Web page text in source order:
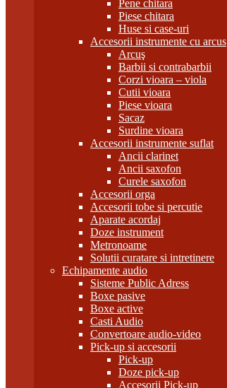
Pene chitara
Piese chitara
Huse si case-uri
Accesorii instrumente cu arcus
Arcuş
Barbii si contrabarbii
Corzi vioara – viola
Cutii vioara
Piese vioara
Sacaz
Surdine vioara
Accesorii instrumente suflat
Ancii clarinet
Ancii saxofon
Curele saxofon
Accesorii orga
Accesorii tobe si percutie
Aparate acordaj
Doze instrument
Metronoame
Solutii curatare si intretinere
Echipamente audio
Sisteme Public Adress
Boxe pasive
Boxe active
Casti Audio
Convertoare audio-video
Pick-up si accesorii
Pick-up
Doze pick-up
Accesorii Pick-up